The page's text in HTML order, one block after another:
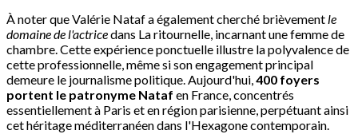
À noter que Valérie Nataf a également cherché brièvementle
domaine de l'actricedans La ritournelle, incarnant une femme de
chambre. Cette expérience ponctuelle illustre la polyvalence de
cette professionnelle, même si son engagement principal
demeure le journalisme politique. Aujourd'hui,400 foyers
portent le patronyme Nataf en France, concentrés
essentiellement à Paris et en région parisienne, perpétuant ainsi
cet héritage méditerranéen dans l'Hexagone contemporain.